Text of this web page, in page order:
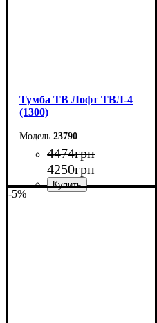
Тумба ТВ Лофт ТВЛ-4
(1300)
23790
4474грн
4250грн
-5%